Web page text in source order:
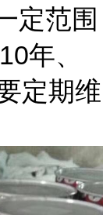
定范围
年、
定期维